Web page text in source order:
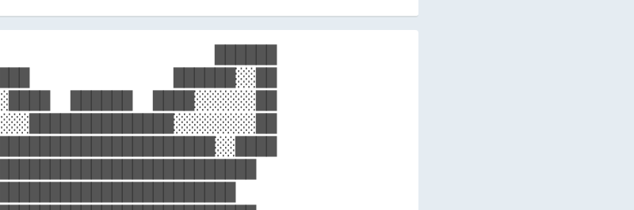
██████░░██
██████  ████░░░░░░██